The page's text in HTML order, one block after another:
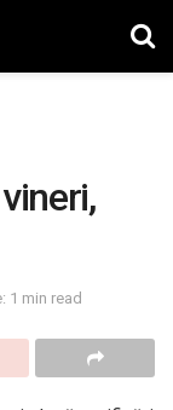
1 min read